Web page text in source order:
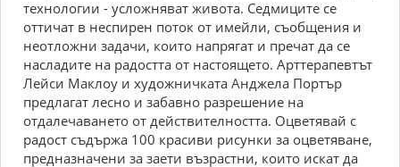
технологии - усложняват живота. Седмиците се
оттичат в неспирен поток от имейли, съобщения и
неотложни задачи, които напрягат и пречат да се
насладите на радостта от настоящето. Арттерапевтът
Лейси Маклоу и художничката Анджела Портър
предлагат лесно и забавно разрешение на
отдалечаването от действителността. Оцветявай с
радост съдържа 100 красиви рисунки за оцветяване,
предназначени за заети възрастни, които искат да